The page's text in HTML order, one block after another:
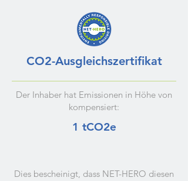
CO2-Ausgleichszertifikat
Der Inhaber hat Emissionen in Höhe von
kompensiert:
1 tCO2e
Dies bescheinigt, dass NET-HERO diesen